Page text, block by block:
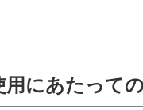
用にあたって